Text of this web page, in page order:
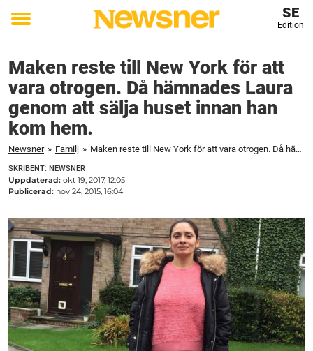
Toggle
SE
Edition
Maken reste till New York för att
vara otrogen. Då hämnades Laura
genom att sälja huset innan han
kom hem.
Newsner » Familj » Maken reste till New York för att vara otrogen. Då hämnades Laura genom att sälja huset innan han kom hem.
SKRIBENT: NEWSNER
Uppdaterad: okt 19, 2017, 12:05
Publicerad: nov 24, 2015, 16:04